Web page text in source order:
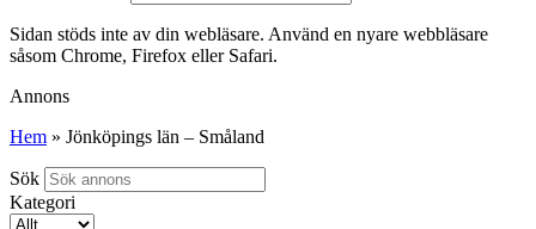
Sidan stöds inte av din webläsare. Använd en nyare webbläsare
såsom Chrome, Firefox eller Safari.
Annons
Hem » Jönköpings län – Småland
Sök
Kategori